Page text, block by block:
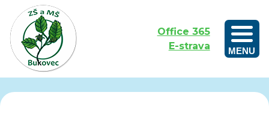
Office 365
E-strava
MENU